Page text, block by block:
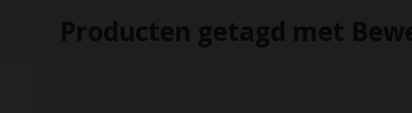
Producten getagd met